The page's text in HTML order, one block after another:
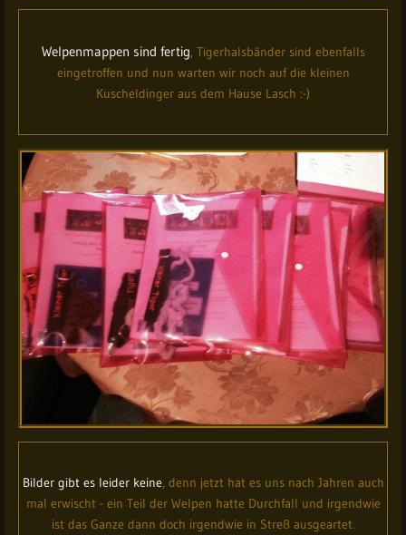
Welpenmappen sind fertig, Tigerhalsbänder sind ebenfalls
eingetroffen und nun warten wir noch auf die kleinen
Kuscheldinger aus dem Hause Lasch :-)
Bilder gibt es leider keine, denn jetzt hat es uns nach Jahren auch
mal erwischt - ein Teil der Welpen hatte Durchfall und irgendwie
ist das Ganze dann doch irgendwie in Streß ausgeartet.